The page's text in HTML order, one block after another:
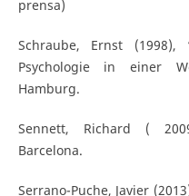
prensa)
Schraube, Ernst
Psychologie in einer
Hamburg.
Sennett, Richard (
Barcelona.
Serrano-Puche, Javier